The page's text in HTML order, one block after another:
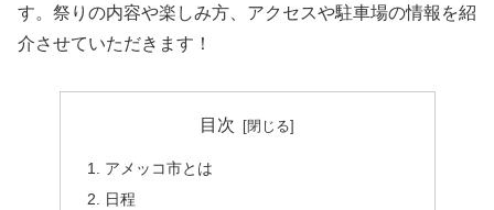
す。祭りの内容や楽しみ方、アクセスや駐車場の情報を紹
介させていただきます！
目次
アメッコ市とは
日程